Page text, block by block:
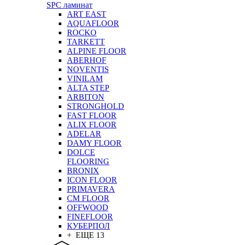
SPC ламинат
ART EAST
AQUAFLOOR
ROCKO
TARKETT
ALPINE FLOOR
ABERHOF
NOVENTIS
VINILAM
ALTA STEP
ARBITON
STRONGHOLD
FAST FLOOR
ALIX FLOOR
ADELAR
DAMY FLOOR
DOLCE
FLOORING
BRONIX
ICON FLOOR
PRIMAVERA
CM FLOOR
OFFWOOD
FINEFLOOR
КУБЕРПОЛ
+ ЕЩЕ 13